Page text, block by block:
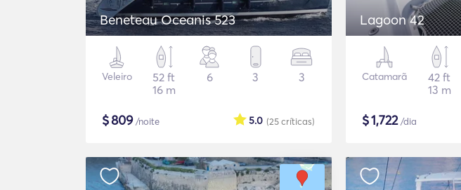
Beneteau Oceanis 523
Veleiro
52 ft
16 m
6 3 3
$809/noite (25críticas)
5.0
Lagoon 42
Catamarã
42 ft
13 m
$1,722/dia